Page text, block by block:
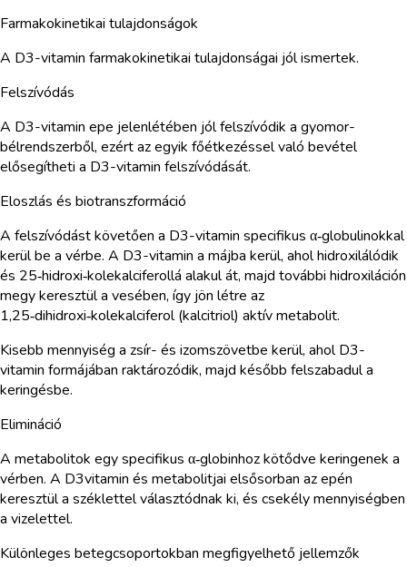
Farmakokinetikai tulajdonságok
A D3-vitamin farmakokinetikai tulajdonságai jól ismertek.
Felszívódás
A D3-vitamin epe jelenlétében jól felszívódik a gyomor-
bélrendszerből, ezért az egyik főétkezéssel való bevétel
elősegítheti a D3-vitamin felszívódását.
Eloszlás és biotranszformáció
A felszívódást követően a D3-vitamin specifikus α‑globulinokkal
kerül be a vérbe. A D3-vitamin a májba kerül, ahol hidroxilálódik
és 25‑hidroxi‑kolekalciferollá alakul át, majd további hidroxiláción
megy keresztül a vesében, így jön létre az
1,25‑dihidroxi‑kolekalciferol (kalcitriol) aktív metabolit.
Kisebb mennyiség a zsír- és izomszövetbe kerül, ahol D3-
vitamin formájában raktározódik, majd később felszabadul a
keringésbe.
Elimináció
A metabolitok egy specifikus α‑globinhoz kötődve keringenek a
vérben. A D3vitamin és metabolitjai elsősorban az epén
keresztül a széklettel választódnak ki, és csekély mennyiségben
a vizelettel.
Különleges betegcsoportokban megfigyelhető jellemzők